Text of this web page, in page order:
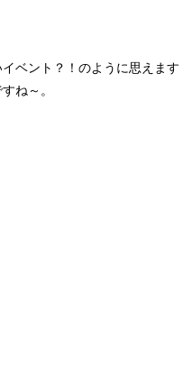
ベント？！のように思えます
ね～。